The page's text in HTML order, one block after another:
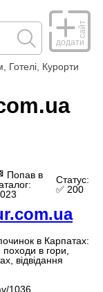
додати
сайт
Готелі, Курорти
Попав в
Статус:
✅ 200
в Карпатах:
походи в гори,
відвідання
1036